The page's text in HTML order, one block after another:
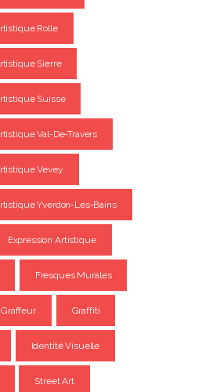
Rolle
Sierre
Suisse
Val-De-Travers
Vevey
Yverdon-Les-Bains
Expression Artistique
Fresques Murales
Graffeur Graffiti
Identité Visuelle
Street Art